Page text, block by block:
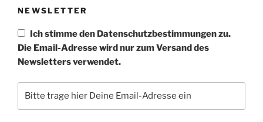
NEWSLETTER
Ich stimme den Datenschutzbestimmungen zu.
Die Email-Adresse wird nur zum Versand des
Newsletters verwendet.